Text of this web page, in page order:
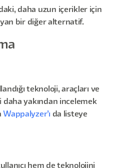
daha uzun içerikler için
bir diğer alternatif.
teknoloji, araçları ve
yakından incelemek
Wappalyzer’ı da listeye
hem de teknolojini